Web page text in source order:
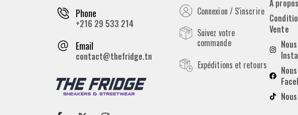
Phone
+216 29 533 214
Email
contact@thefridge.tn
Connexion / S'inscrire
Suivez votre
commande
Expéditions et retours
À
Vente